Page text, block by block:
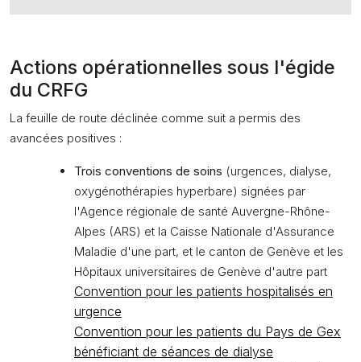
Actions opérationnelles sous l'égide
du CRFG
La feuille de route déclinée comme suit a permis des
avancées positives :
Trois conventions de soins (urgences, dialyse,
oxygénothérapies hyperbare) signées par
l'Agence régionale de santé Auvergne-Rhône-
Alpes (ARS) et la Caisse Nationale d'Assurance
Maladie d'une part, et le canton de Genève et les
Hôpitaux universitaires de Genève d'autre part
Convention pour les patients hospitalisés en
urgence
Convention pour les patients du Pays de Gex
bénéficiant de séances de dialyse